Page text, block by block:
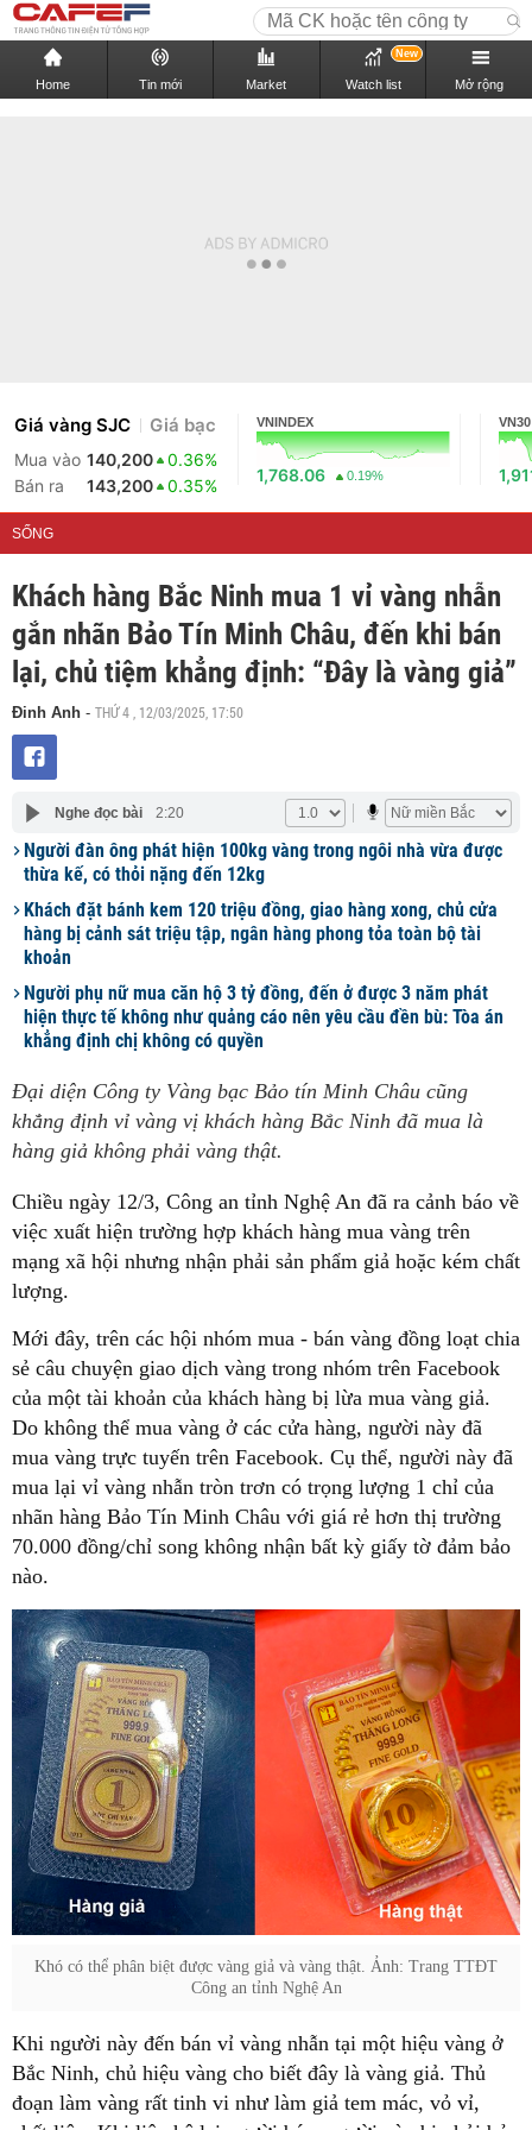
Home Tin mới Market Watch list
New
Mở rộng
Giá vàng SJC Giá bạc
Mua vào 140,200
0.36%
Bán ra
143,200 0.35%
VNINDEX
1,768.06 0.19%
VN30
SỐNG
Khách hàng Bắc Ninh mua 1 vỉ vàng nhẫn
gắn nhãn Bảo Tín Minh Châu, đến khi bán
lại, chủ tiệm khẳng định: “Đây là vàng giả”
Đinh Anh - THỨ 4 , 12/03/2025, 17:50
Nghe đọc bài 2:20
Người đàn ông phát hiện 100kg vàng trong ngôi nhà vừa được
thừa kế, có thỏi nặng đến 12kg
Khách đặt bánh kem 120 triệu đồng, giao hàng xong, chủ cửa
hàng bị cảnh sát triệu tập, ngân hàng phong tỏa toàn bộ tài
khoản
Người phụ nữ mua căn hộ 3 tỷ đồng, đến ở được 3 năm phát
hiện thực tế không như quảng cáo nên yêu cầu đền bù: Tòa án
khẳng định chị không có quyền
Đại diện Công ty Vàng bạc Bảo tín Minh Châu cũng
khẳng định vỉ vàng vị khách hàng Bắc Ninh đã mua là
hàng giả không phải vàng thật.
Chiều ngày 12/3, Công an tỉnh Nghệ An đã ra cảnh báo về
việc xuất hiện trường hợp khách hàng mua vàng trên
mạng xã hội nhưng nhận phải sản phẩm giả hoặc kém chất
lượng.
Mới đây, trên các hội nhóm mua - bán vàng đồng loạt chia
sẻ câu chuyện giao dịch vàng trong nhóm trên Facebook
của một tài khoản của khách hàng bị lừa mua vàng giả.
Do không thể mua vàng ở các cửa hàng, người này đã
mua vàng trực tuyến trên Facebook. Cụ thể, người này đã
mua lại vỉ vàng nhẫn tròn trơn có trọng lượng 1 chỉ của
nhãn hàng Bảo Tín Minh Châu với giá rẻ hơn thị trường
70.000 đồng/chỉ song không nhận bất kỳ giấy tờ đảm bảo
nào.
Khó có thể phân biệt được vàng giả và vàng thật. Ảnh: Trang TTĐT
Công an tỉnh Nghệ An
Khi người này đến bán vỉ vàng nhẫn tại một hiệu vàng ở
Bắc Ninh, chủ hiệu vàng cho biết đây là vàng giả. Thủ
đoạn làm vàng rất tinh vi như làm giả tem mác, vỏ vỉ,